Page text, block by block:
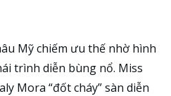
Mỹ chiếm ưu thế nhờ hình
trình diễn bùng nổ. Miss
Mora “đốt cháy” sàn diễn